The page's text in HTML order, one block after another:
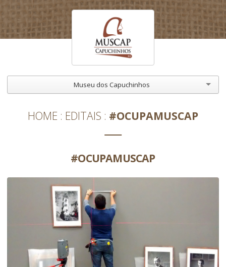
Museu dos Capuchinhos
HOME EDITAIS #OCUPAMUSCAP
#OCUPAMUSCAP